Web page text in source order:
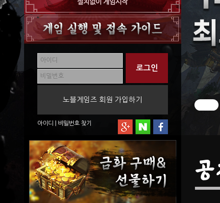
노블게임즈 회원 가입하기
아이디 비밀번호 찾기